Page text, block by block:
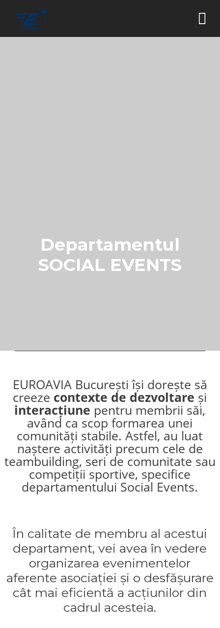
Departamentul
SOCIAL EVENTS
EUROAVIA București își dorește să
creeze contexte de dezvoltare și
interacțiune pentru membrii săi,
având ca scop formarea unei
comunități stabile. Astfel, au luat
naștere activități precum cele de
teambuilding, seri de comunitate sau
competiții sportive, specifice
departamentului Social Events.
În calitate de membru al acestui
departament, vei avea în vedere
organizarea evenimentelor
aferente asociației și o desfășurare
cât mai eficientă a acțiunilor din
cadrul acesteia.